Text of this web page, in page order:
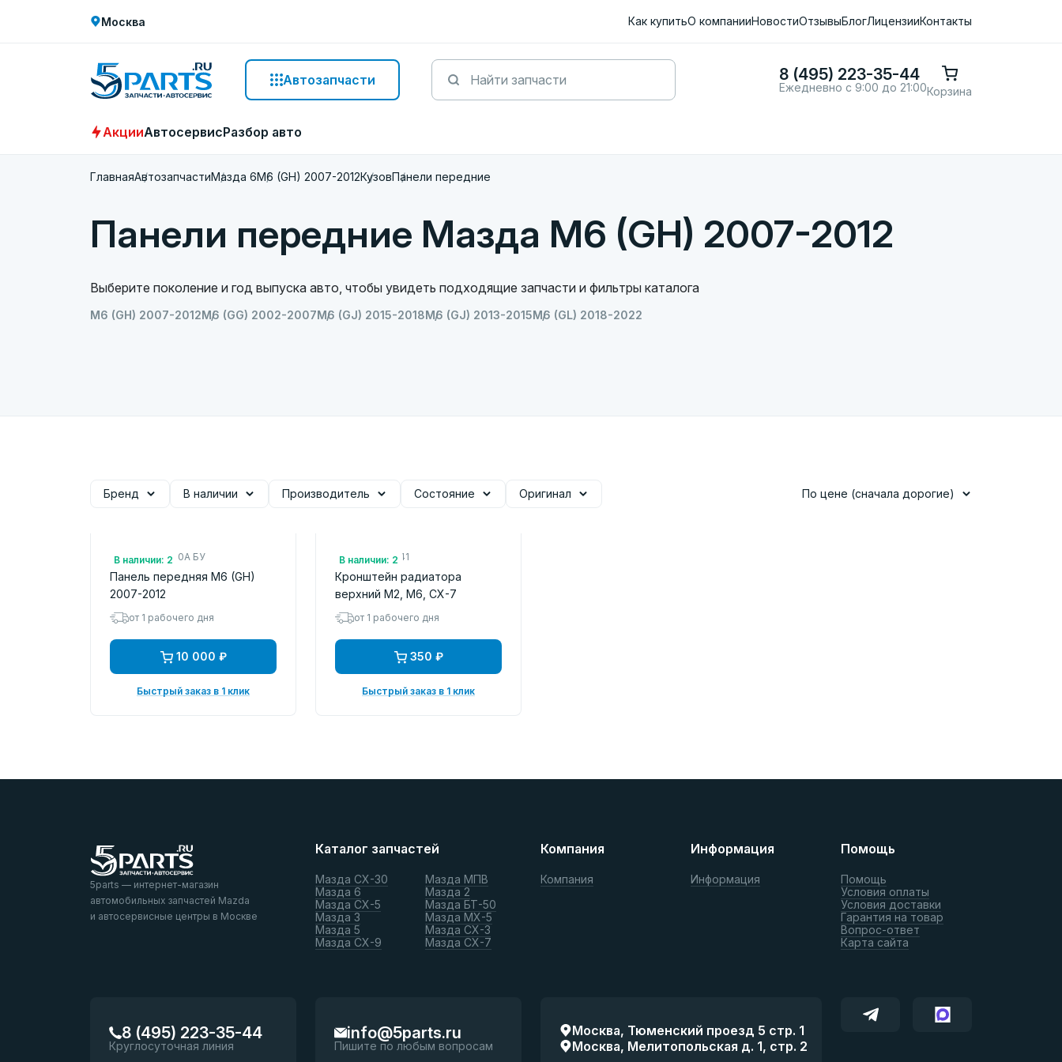
Москва Как купитьО компанииНовостиОтзывыБлогЛицензииКонтакты
Автозапчасти 8 (495) 223-35-44
Ежедневно с 9:00 до 21:00Корзина
АкцииАвтосервисРазбор авто
ГлавнаяАвтозапчастиМазда 6M6 (GH) 2007-2012КузовПанели передние
Панели передние Мазда M6 (GH) 2007-2012
Выберите поколение и год выпуска авто, чтобы увидеть подходящие запчасти и фильтры каталога
M6 (GH) 2007-2012M6 (GG) 2002-2007M6 (GJ) 2015-2018M6 (GJ) 2013-2015M6 (GL) 2018-2022
Бренд В наличии Производитель Состояние Оригинал По цене (сначала дорогие)
В наличии: 2
Арт.: GS1D53110A БУ
Панель передняя M6 (GH)
2007-2012
от 1 рабочего дня
10 000 ₽
Быстрый заказ в 1 клик
В наличии: 2
Арт.: L33D15241
Кронштейн радиатора
верхний M2, M6, CX-7
от 1 рабочего дня
350 ₽
Быстрый заказ в 1 клик
5parts — интернет-магазин
автомобильных запчастей Mazda
и автосервисные центры в Москве
Каталог запчастей
Мазда СХ-30
Мазда 6
Мазда СХ-5
Мазда 3
Мазда 5
Мазда СХ-9
Мазда МПВ
Мазда 2
Мазда БТ-50
Мазда МХ-5
Мазда СХ-3
Мазда СХ-7
Компания
Компания
Информация
Информация
Помощь
Помощь
Условия оплаты
Условия доставки
Гарантия на товар
Вопрос-ответ
Карта сайта
8 (495) 223-35-44
Круглосуточная линия
info@5parts.ru
Пишите по любым вопросам
Москва, Тюменский проезд 5 стр. 1
Москва, Мелитопольская д. 1, стр. 2